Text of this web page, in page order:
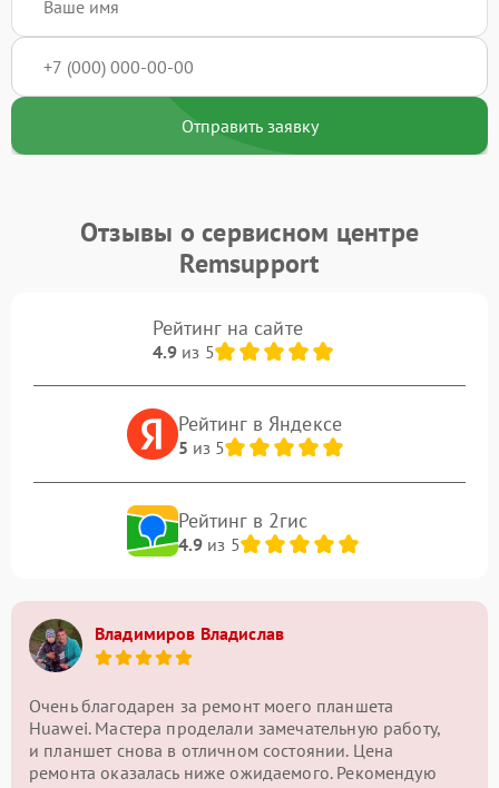
Отправить заявку
Отзывы о сервисном центре
Remsupport
Рейтинг на сайте
4.9из 5
Рейтинг в Яндексе
5 из 5
Рейтинг в 2гис
4.9из 5
Владимиров Владислав
Очень благодарен за ремонт моего планшета
Huawei. Мастера проделали замечательную работу,
и планшет снова в отличном состоянии. Цена
ремонта оказалась ниже ожидаемого. Рекомендую